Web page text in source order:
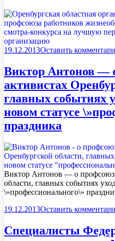
19.12.2013Оставить
Виктор Антонов —
активистах
главных событиях
новом статусе
праздника
Виктор Антонов — о
области, главных событиях
\»профессионального\»
19.12.2013Оставить
Специалисты